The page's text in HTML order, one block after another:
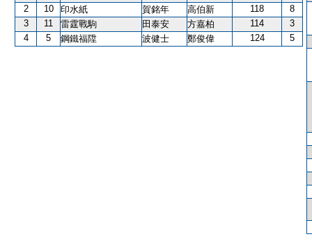
2
10 印水紙 賀銘年 高伯新 118
8
3
11 雷霆戰駒 田泰安 方嘉柏 114
3
4
5 鋼鐵福陞 波健士 鄭俊偉 124 5